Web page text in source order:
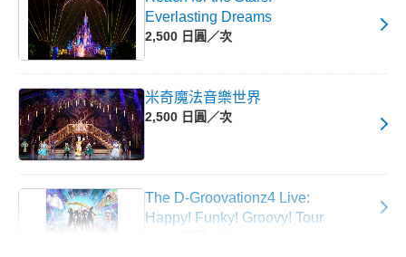
Everlasting Dreams
2,500 日圓／次
米奇魔法音樂世界
2,500 日圓／次
The D-Groovationz4 Live:
Happy! Funky! Groovy! Tour